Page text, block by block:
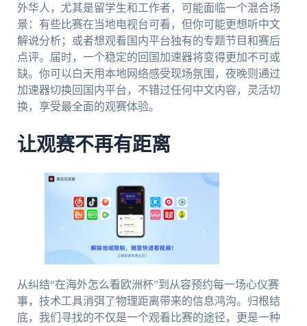
外华人，尤其是留学生和工作者，可能面临一个混合场
景：有些比赛在当地电视台可看，但你可能更想听中文
解说分析；或者想观看国内平台独有的专题节目和赛后
点评。届时，一个稳定的回国加速器将变得更加不可或
缺。你可以白天用本地网络感受现场氛围，夜晚则通过
加速器切换回国内平台，不错过任何中文内容，灵活切
换，享受最全面的观赛体验。
让观赛不再有距离
从纠结“在海外怎么看欧洲杯”到从容预约每一场心仪赛
事，技术工具消弭了物理距离带来的信息鸿沟。归根结
底，我们寻找的不仅是一个观看比赛的途径，更是一种